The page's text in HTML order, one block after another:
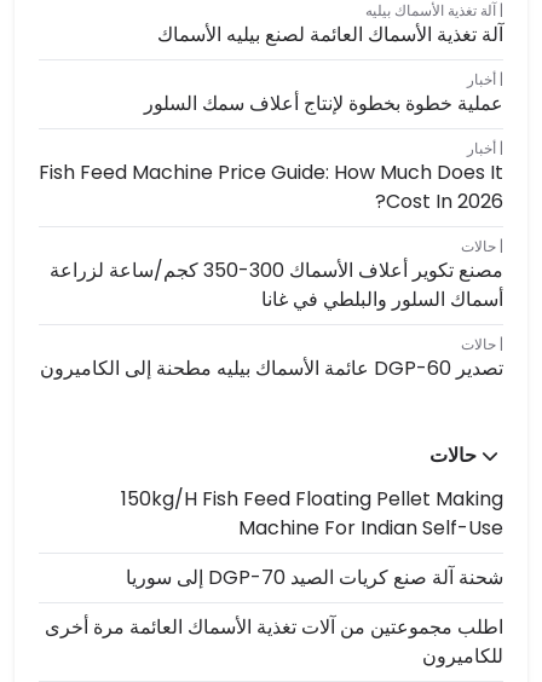
آلة تغذية الأسماك بيليه
آلة تغذية الأسماك العائمة لصنع بيليه الأسماك
أخبار
عملية خطوة بخطوة لإنتاج أعلاف سمك السلور
أخبار
Fish Feed Machine Price Guide: How Much Does It
Cost In 2026?
حالات
مصنع تكوير أعلاف الأسماك 300-350 كجم/ساعة لزراعة
أسماك السلور والبلطي في غانا
حالات
تصدير DGP-60 عائمة الأسماك بيليه مطحنة إلى الكاميرون
حالات
150kg/h Fish Feed Floating Pellet Making
Machine For Indian Self-Use
شحنة آلة صنع كريات الصيد DGP-70 إلى سوريا
اطلب مجموعتين من آلات تغذية الأسماك العائمة مرة أخرى
للكاميرون